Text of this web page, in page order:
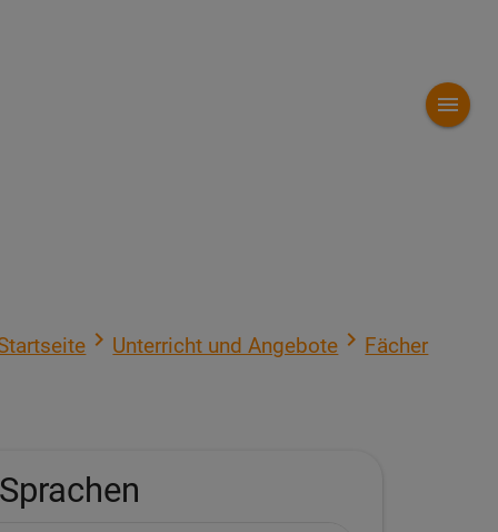
menu
Unterricht und Angebote
navigate_next Fächer
navigate_next
Sprachen